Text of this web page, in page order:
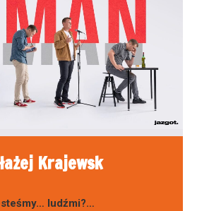
Krajewsk
ludźmi?…